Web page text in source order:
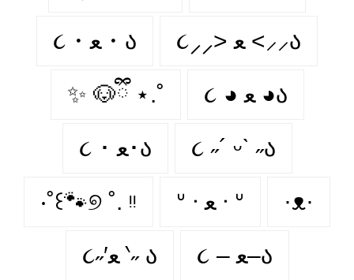
૮・ﻌ・ა ૮⸝⸝> ﻌ <⸝⸝ა
✨ 🐶ྀི ⋆.˚ ૮ ◕ ﻌ ◕ა
૮ ･ ﻌ･ა ૮ ˶´ ᵕˋ ˶ა
‧˚꒰🐾୭ ˚. ᵎᵎ ᐡ ᐧ ﻌ ᐧ ᐡ ·ᴥ·
૮˶′ﻌ ‵˶ ა ૮ – ﻌ–ა